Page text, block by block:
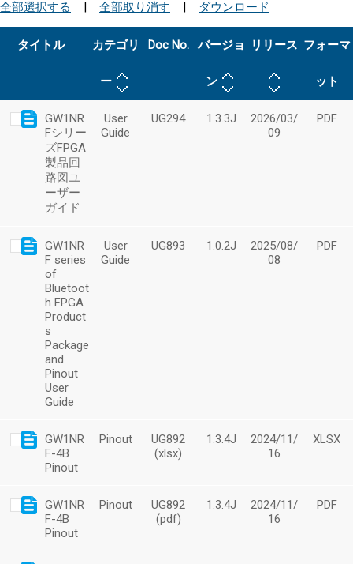
全部選択する | 全部取り消す | ダウンロード
タイトル カテゴリ
ー
Doc No. バージョ
ン
リリース フォーマ
ット
GW1NR
Fシリー
ズFPGA
製品回
路図ユ
ーザー
ガイド
User
Guide
UG294 1.3.3J
2026/03/
09
PDF
GW1NR
F series
of
Bluetoot
h FPGA
Product
s
Package
and
Pinout
User
Guide
User
Guide
UG893 1.0.2J
2025/08/
08
PDF
GW1NR
F-4B
Pinout
Pinout
UG892
(xlsx)
1.3.4J
2024/11/
16
XLSX
GW1NR
F-4B
Pinout
Pinout
UG892
(pdf)
1.3.4J
2024/11/
16
PDF